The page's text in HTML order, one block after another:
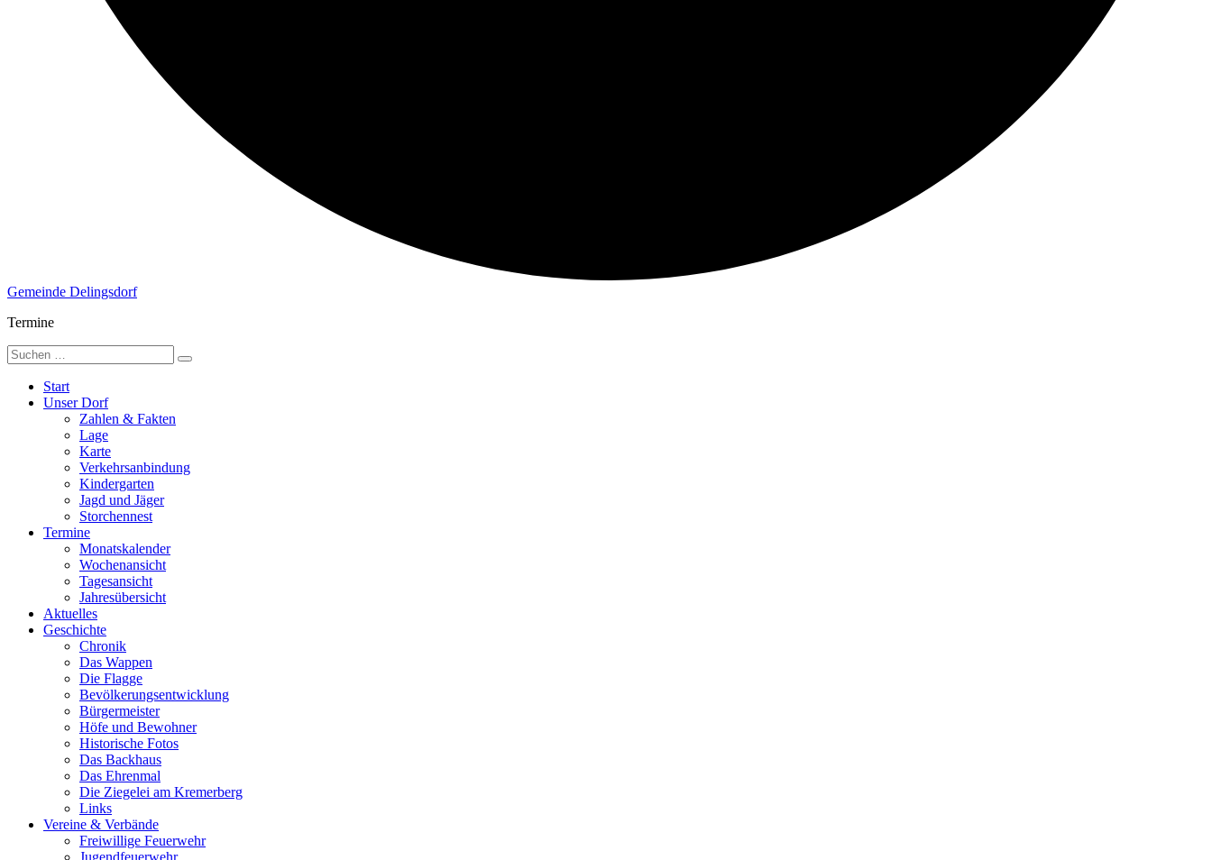
Gemeinde Delingsdorf
Termine
Start
Unser Dorf
Zahlen & Fakten
Lage
Karte
Verkehrsanbindung
Kindergarten
Jagd und Jäger
Storchennest
Termine
Monatskalender
Wochenansicht
Tagesansicht
Jahresübersicht
Aktuelles
Geschichte
Chronik
Das Wappen
Die Flagge
Bevölkerungsentwicklung
Bürgermeister
Höfe und Bewohner
Historische Fotos
Das Backhaus
Das Ehrenmal
Die Ziegelei am Kremerberg
Links
Vereine & Verbände
Freiwillige ­Feuerwehr
Jugendfeuerwehr